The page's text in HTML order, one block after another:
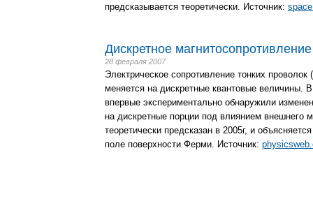
предсказывается теоретически. Источник:
Дискретное магнитосопротивление
28 февраля 2007
Электрическое сопротивление тонких
меняется на дискретные квантовые величины.
впервые экспериментально обнаружили
на дискретные порции под влиянием внешнего
теоретически предсказан в 2005г, и
поле поверхности Ферми. Источник: